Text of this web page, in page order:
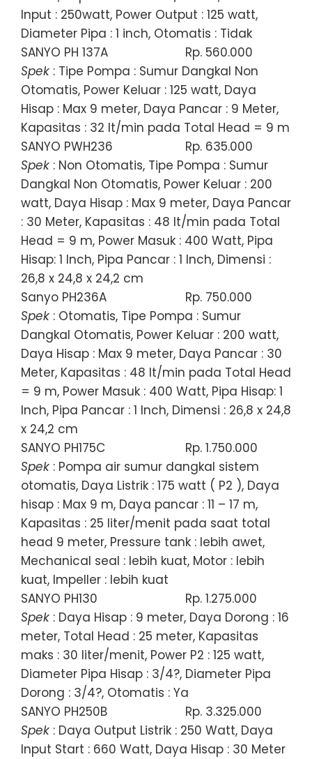
Input : 250watt, Power Output : 125 watt,
Diameter Pipa : 1 inch, Otomatis : Tidak
SANYO PH 137A
Rp. 560.000
Spek : Tipe Pompa : Sumur Dangkal Non
Otomatis, Power Keluar : 125 watt, Daya
Hisap : Max 9 meter, Daya Pancar : 9 Meter,
Kapasitas : 32 lt/min pada Total Head = 9 m
SANYO PWH236
Rp. 635.000
Spek : Non Otomatis, Tipe Pompa : Sumur
Dangkal Non Otomatis, Power Keluar : 200
watt, Daya Hisap : Max 9 meter, Daya Pancar
: 30 Meter, Kapasitas : 48 lt/min pada Total
Head = 9 m, Power Masuk : 400 Watt, Pipa
Hisap: 1 Inch, Pipa Pancar : 1 Inch, Dimensi :
26,8 x 24,8 x 24,2 cm
Sanyo PH236A
Rp. 750.000
Spek : Otomatis, Tipe Pompa : Sumur
Dangkal Otomatis, Power Keluar : 200 watt,
Daya Hisap : Max 9 meter, Daya Pancar : 30
Meter, Kapasitas : 48 lt/min pada Total Head
= 9 m, Power Masuk : 400 Watt, Pipa Hisap: 1
Inch, Pipa Pancar : 1 Inch, Dimensi : 26,8 x 24,8
x 24,2 cm
SANYO PH175C
Rp. 1.750.000
Spek : Pompa air sumur dangkal sistem
otomatis, Daya Listrik : 175 watt ( P2 ), Daya
hisap : Max 9 m, Daya pancar : 11 – 17 m,
Kapasitas : 25 liter/menit pada saat total
head 9 meter, Pressure tank : lebih awet,
Mechanical seal : lebih kuat, Motor : lebih
kuat, Impeller : lebih kuat
SANYO PH130
Rp. 1.275.000
Spek : Daya Hisap : 9 meter, Daya Dorong : 16
meter, Total Head : 25 meter, Kapasitas
maks : 30 liter/menit, Power P2 : 125 watt,
Diameter Pipa Hisap : 3/4?, Diameter Pipa
Dorong : 3/4?, Otomatis : Ya
SANYO PH250B
Rp. 3.325.000
Spek : Daya Output Listrik : 250 Watt, Daya
Input Start : 660 Watt, Daya Hisap : 30 Meter